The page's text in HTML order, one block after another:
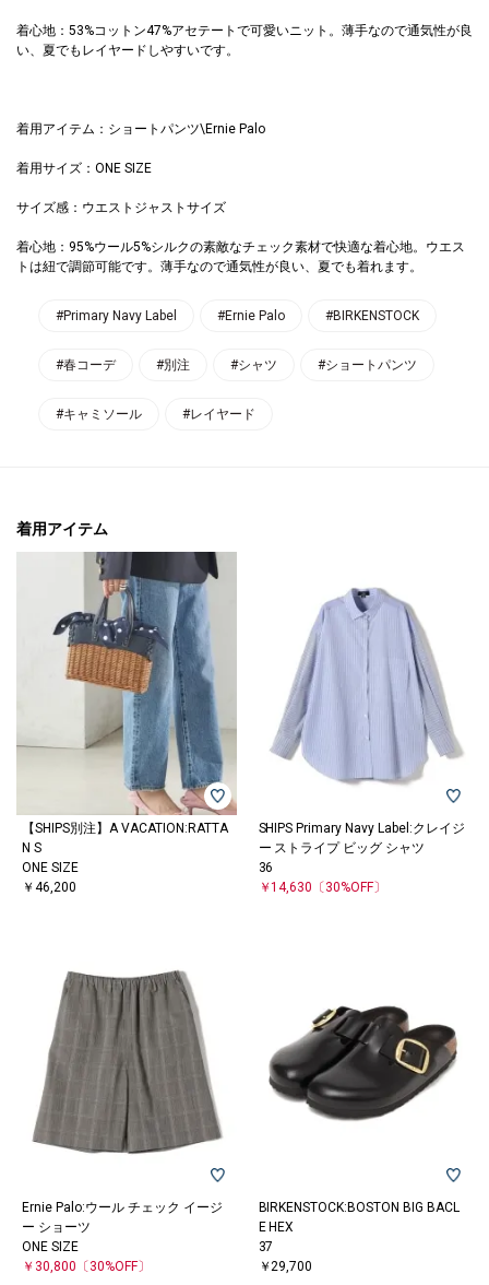
着心地：53%コットン47%アセテートで可愛いニット。薄手なので通気性が良
い、夏でもレイヤードしやすいです。
着用アイテム：ショートパンツ\Ernie Palo
着用サイズ：ONE SIZE
サイズ感：ウエストジャストサイズ
着心地：95%ウール5%シルクの素敵なチェック素材で快適な着心地。ウエス
トは紐で調節可能です。薄手なので通気性が良い、夏でも着れます。
#Primary Navy Label #Ernie Palo #BIRKENSTOCK
#春コーデ #別注 #シャツ #ショートパンツ
#キャミソール #レイヤード
着用アイテム
【SHIPS別注】A VACATION:RATTA
N S
ONE SIZE
￥46,200
SHIPS Primary Navy Label:クレイジ
ー ストライプ ビッグ シャツ
36
￥14,630 〔30%OFF〕
Ernie Palo:ウール チェック イージ
ー ショーツ
ONE SIZE
￥30,800 〔30%OFF〕
BIRKENSTOCK:BOSTON BIG BACL
E HEX
37
￥29,700